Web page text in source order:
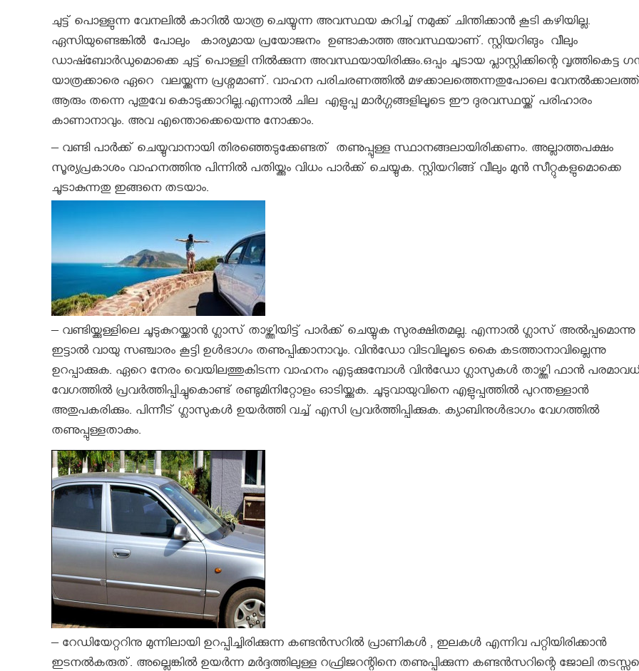
ചുട്ട് പൊള്ളുന്ന വേനലിൽ കാറിൽ യാത്ര ചെയ്യുന്ന അവസ്ഥയ കുറിച്ച് നമുക്ക് ചിന്തിക്കാൻ കൂടി കഴിയില്ല.
ഏസിയുണ്ടെങ്കിൽ പോലും കാര്യമായ പ്രയോജനം ഉണ്ടാകാത്ത അവസ്ഥയാണ്. സ്റ്റിയറിങും വീലും
ഡാഷ്ബോര്‍ഡുമൊക്കെ ചുട്ട് പൊള്ളി നിൽക്കുന്ന അവസ്ഥയായിരിക്കും.ഒപ്പം ചൂടായ പ്ലാസ്റ്റിക്കിന്റെ വൃത്തികെട്ട
യാത്രക്കാരെ ഏറെ വലയ്ക്കുന്ന പ്രശ്നമാണ്. വാഹന പരിചരണത്തിൽ മഴക്കാലത്തെന്നതുപോലെ വേനൽക്കാലത്ത്
ആരും തന്നെ പുതുവേ കൊടുക്കാറില്ല.എന്നാല്‍ ചില എളുപ്പ മാർഗ്ഗങ്ങളിലൂടെ ഈ ദുരവസ്ഥയ്ക്ക് പരിഹാരം
കാണാനാവും. അവ എന്തൊക്കെയെന്നു നോക്കാം.
– വണ്ടി പാർക്ക് ചെയ്യുവാനായി തിരഞ്ഞെടുക്കേണ്ടത് തണുപ്പുള്ള സ്ഥാനങ്ങലായിരിക്കണം. അല്ലാത്തപക്ഷം
സൂര്യപ്രകാശം വാഹനത്തിനു പിന്നില്‍ പതിയ്ക്കും വിധം പാര്‍ക്ക് ചെയ്യുക. സ്റ്റിയറിങ്ങ് വീലും മുന്‍ സീറ്റുകളുമൊക്കെ
ചൂടാകുന്നതു ഇങ്ങനെ തടയാം.
– വണ്ടിയ്ക്കുള്ളിലെ ചൂടുകുറയ്ക്കാന്‍ ഗ്ലാസ് താഴ്ത്തിയിട്ട് പാര്‍ക്ക് ചെയ്യുക സുരക്ഷിതമല്ല. എന്നാല്‍ ഗ്ലാസ് അല്‍പ്പമൊന്നു
ഇട്ടാല്‍ വായു സഞ്ചാരം കൂട്ടി ഉള്‍ഭാഗം തണുപ്പിക്കാനാവും. വിന്‍ഡോ വിടവിലൂടെ കൈ കടത്താനാവില്ലെന്നു
ഉറപ്പാക്കുക. ഏറെ നേരം വെയിലത്തുകിടന്ന വാഹനം എടുക്കുമ്പോള്‍ വിന്‍ഡോ ഗ്ലാസുകള്‍ താഴ്ത്തി ഫാന്‍
വേഗത്തില്‍ പ്രവര്‍ത്തിപ്പിച്ചുകൊണ്ട് രണ്ടുമിനിറ്റോളം ഓടിയ്ക്കുക. ചൂടുവായുവിനെ എളുപ്പത്തില്‍ പുറന്തള്ളാന്‍
അതുപകരിക്കും. പിന്നീട് ഗ്ലാസുകള്‍ ഉയര്‍ത്തി വച്ച് എസി പ്രവര്‍ത്തിപ്പിക്കുക. ക്യാബിനുള്‍ഭാഗം വേഗത്തില്‍
തണുപ്പുള്ളതാകും.
– റേഡിയേറ്ററിനു മുന്നിലായി ഉറപ്പിച്ചിരിക്കുന്ന കണ്ടന്‍സറില്‍ പ്രാണികള്‍ , ഇലകള്‍ എന്നിവ പറ്റിയിരിക്കാന്‍
ഇടനല്‍കരുത്. അല്ലെങ്കില്‍ ഉയര്‍ന്ന മര്‍ദ്ദത്തിലുള്ള റഫ്രിജറന്റിനെ തണുപ്പിക്കുന്ന കണ്ടന്‍സറിന്റെ ജോലി